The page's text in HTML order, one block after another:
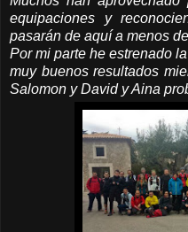
equipaciones y
pasarán de aquí a menos
Por mi parte he estrenado
muy buenos resultados
Salomon y David y Aina